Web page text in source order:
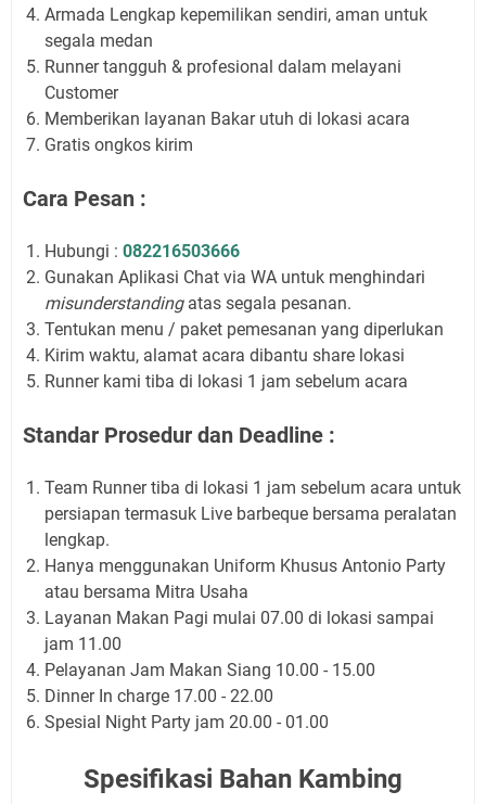
Armada Lengkap kepemilikan sendiri, aman untuk
segala medan
Runner tangguh & profesional dalam melayani
Customer
Memberikan layanan Bakar utuh di lokasi acara
Gratis ongkos kirim
Cara Pesan :
Hubungi : 082216503666
Gunakan Aplikasi Chat via WA untuk menghindari
misunderstanding atas segala pesanan.
Tentukan menu / paket pemesanan yang diperlukan
Kirim waktu, alamat acara dibantu share lokasi
Runner kami tiba di lokasi 1 jam sebelum acara
Standar Prosedur dan Deadline :
Team Runner tiba di lokasi 1 jam sebelum acara untuk
persiapan termasuk Live barbeque bersama peralatan
lengkap.
Hanya menggunakan Uniform Khusus Antonio Party
atau bersama Mitra Usaha
Layanan Makan Pagi mulai 07.00 di lokasi sampai
jam 11.00
Pelayanan Jam Makan Siang 10.00 - 15.00
Dinner In charge 17.00 - 22.00
Spesial Night Party jam 20.00 - 01.00
Spesifikasi Bahan Kambing